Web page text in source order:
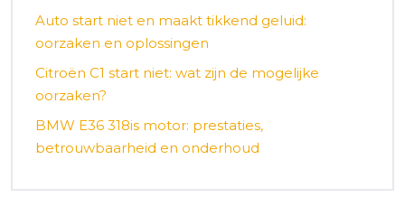
Auto start niet en maakt tikkend geluid:
oorzaken en oplossingen
Citroën C1 start niet: wat zijn de mogelijke
oorzaken?
BMW E36 318is motor: prestaties,
betrouwbaarheid en onderhoud